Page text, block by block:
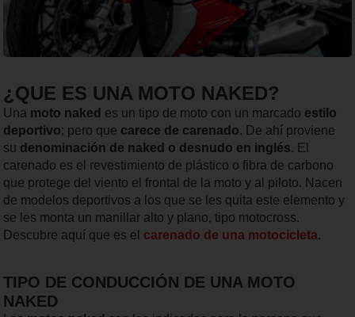
¿QUE ES UNA MOTO NAKED?
Una moto naked es un tipo de moto con un marcado estilo
deportivo; pero que carece de carenado. De ahí proviene
su denominación de naked o desnudo en inglés. El
carenado es el revestimiento de plástico o fibra de carbono
que protege del viento el frontal de la moto y al piloto. Nacen
de modelos deportivos a los que se les quita este elemento y
se les monta un manillar alto y plano, tipo motocross.
Descubre aquí que es el carenado de una motocicleta.
TIPO DE CONDUCCIÓN DE UNA MOTO
NAKED